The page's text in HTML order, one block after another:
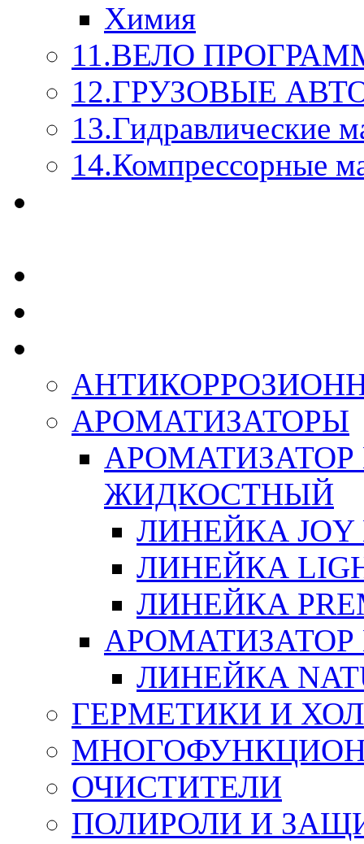
Химия
11.ВЕЛО
12.ГРУЗОВЫЕ
13.Гидравлические
14.Компрессорные
АРОМАТИЗАТОРЫ
ЖИДКОСТНЫЙ
ЛИНЕЙКА JOY
ЛИНЕЙКА
ЛИНЕЙКА
ЛИНЕЙКА
ГЕРМЕТИКИ И
ОЧИСТИТЕЛИ
ПОЛИРОЛИ И